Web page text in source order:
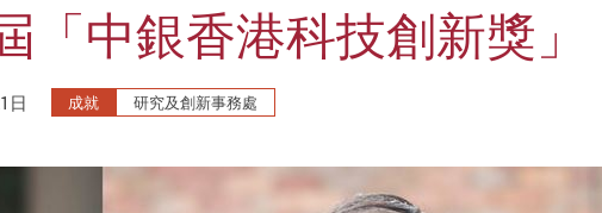
中銀香港科技創新獎」
日 成就 研究及創新事務處